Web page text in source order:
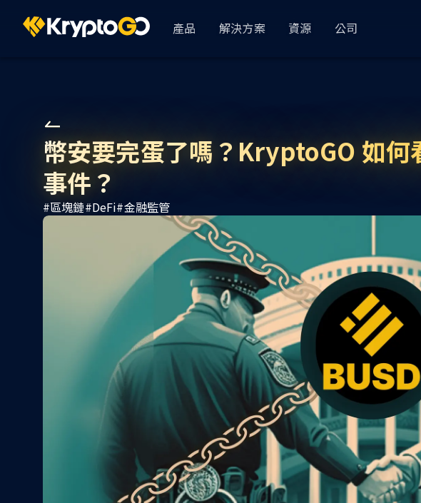
產品
使用者 360
用戶登錄
KryptoGO Auth
品牌錢
代幣分析
NFT
NFT 發
解決方案
DeFi
顯示全部
資源
文件
公司
合作夥伴
事業
幣安要完蛋了嗎？KryptoGO 如何
事件？
#區塊鏈#DeFi#金融監管